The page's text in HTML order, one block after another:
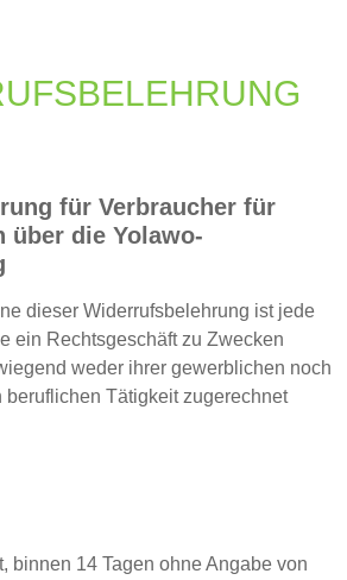
für Verbraucher für
über die Yolawo-
dieser Widerrufsbelehrung ist jede
ein Rechtsgeschäft zu Zwecken
weder ihrer gewerblichen noch
beruflichen Tätigkeit zugerechnet
binnen 14 Tagen ohne Angabe von